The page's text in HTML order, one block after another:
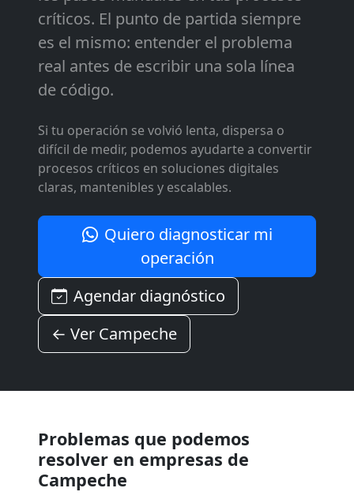
críticos. El punto de partida siempre
es el mismo: entender el problema
real antes de escribir una sola línea
de código.
Si tu operación se volvió lenta, dispersa o
difícil de medir, podemos ayudarte a convertir
procesos críticos en soluciones digitales
claras, mantenibles y escalables.
Quiero diagnosticar mi
operación
Agendar diagnóstico
← Ver Campeche
Problemas que podemos
resolver en empresas de
Campeche